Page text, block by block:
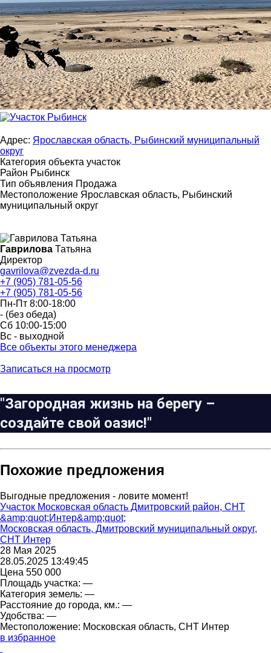
Адрес: Ярославская область, Рыбинский муниципальный
округ
Категория объекта участок
Район Рыбинск
Тип объявления Продажа
Местоположение Ярославская область, Рыбинский
муниципальный округ
Гаврилова Татьяна
Директор
gavrilova@zvezda-d.ru
+7 (905) 781-05-56
+7 (905) 781-05-56
Пн-Пт 8:00-18:00
- (без обеда)
Сб 10:00-15:00
Вс - выходной
Все объекты этого менеджера
Записаться на просмотр
"Загородная жизнь на берегу –
создайте свой оазис!"
Похожие предложения
Выгодные предложения - ловите момент!
Участок Московская область Дмитровский район, СНТ
&amp;quot;Интер&amp;quot;
Московская область, Дмитровский муниципальный округ,
СНТ Интер
28 Мая 2025
28.05.2025 13:49:45
Цена 550 000
Площадь участка: —
Категория земель: —
Расстояние до города, км.: —
Удобства: —
Местоположение: Московская область, СНТ Интер
в избранное